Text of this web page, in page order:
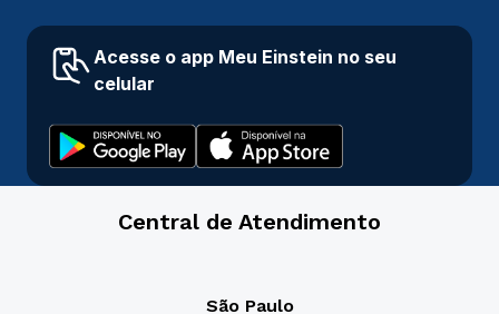
Acesse o app Meu Einstein no seu
celular
Central de Atendimento
São Paulo